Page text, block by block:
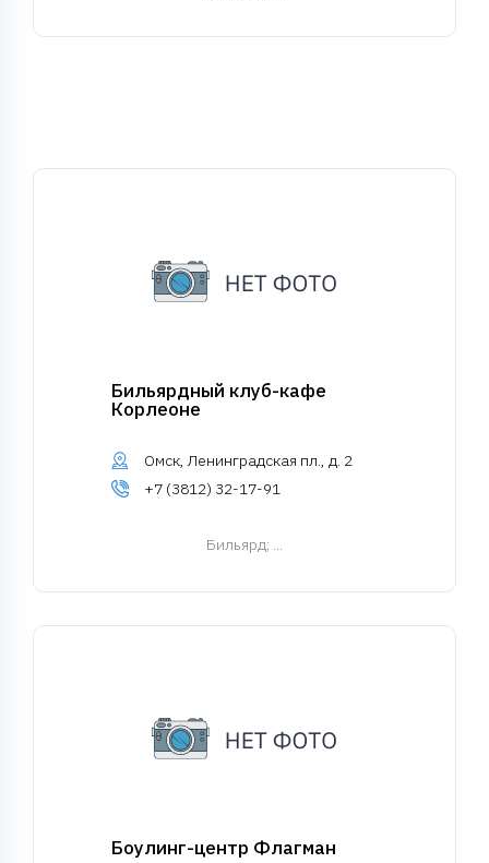
Бильярдный клуб-кафе
Корлеоне
Омск, Ленинградская пл., д. 2
+7 (3812) 32-17-91
Бильярд; ...
Боулинг-центр Флагман